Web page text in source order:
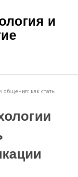
и
общения: как стать